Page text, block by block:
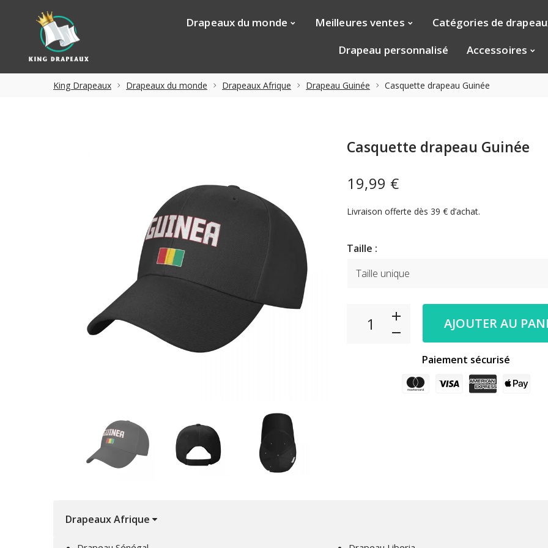
Drapeaux du monde Meilleures ventes Catégories de
Drapeau personnalisé
Accessoires
King Drapeaux Drapeaux du monde Drapeaux Afrique Drapeau Guinée Casquette drapeau Guinée
19,99 €
Casquette drapeau Guinée
Livraison offerte dès 39 € d’achat.
Taille :
AJOUTER AU
Paiement sécurisé
Drapeaux Afrique